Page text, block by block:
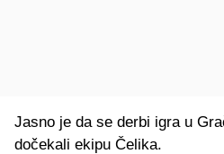
Jasno je da se derbi igra u
dočekali ekipu Čelika.